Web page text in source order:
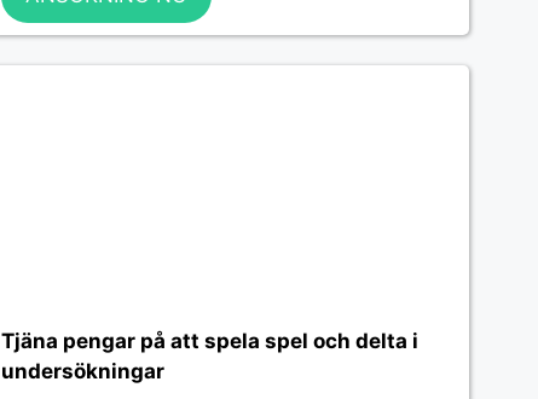
Tjäna pengar på att spela spel och delta i
undersökningar